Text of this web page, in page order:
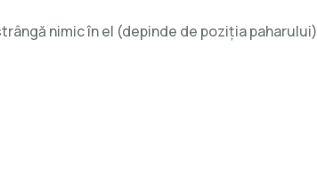
nimic în el (depinde de poziția paharului)